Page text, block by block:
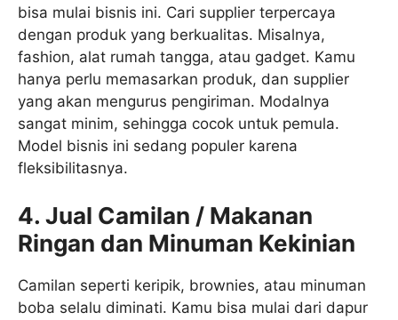
bisa mulai bisnis ini. Cari supplier terpercaya
dengan produk yang berkualitas. Misalnya,
fashion, alat rumah tangga, atau gadget. Kamu
hanya perlu memasarkan produk, dan supplier
yang akan mengurus pengiriman. Modalnya
sangat minim, sehingga cocok untuk pemula.
Model bisnis ini sedang populer karena
fleksibilitasnya.
4. Jual Camilan / Makanan
Ringan dan Minuman Kekinian
Camilan seperti keripik, brownies, atau minuman
boba selalu diminati. Kamu bisa mulai dari dapur